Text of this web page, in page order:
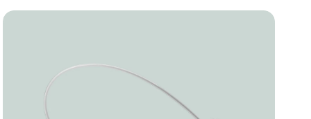
Image